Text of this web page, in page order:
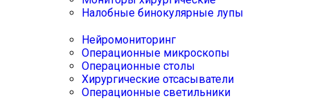
Налобные бинокулярные лупы
Нейромониторинг
Операционные микроскопы
Операционные столы
Хирургические отсасыватели
Операционные светильники